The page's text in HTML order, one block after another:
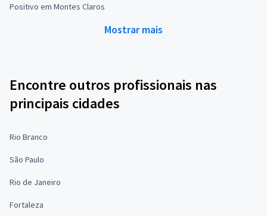
Positivo em Montes Claros
Mostrar mais
Encontre outros profissionais nas
principais cidades
Rio Branco
São Paulo
Rio de Janeiro
Fortaleza